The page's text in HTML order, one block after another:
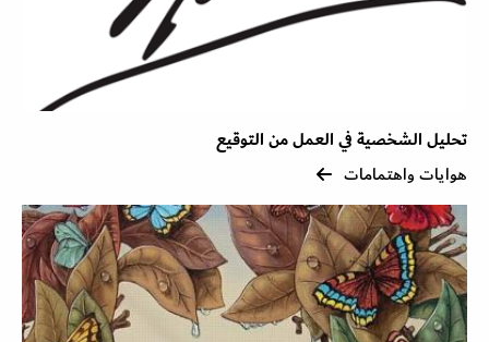
تحليل الشخصية في العمل من التوقيع
هوايات واهتمامات